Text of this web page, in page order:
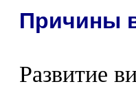
Причины
Развитие